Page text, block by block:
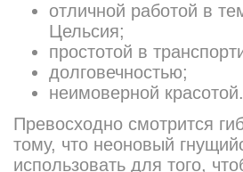
отличной работой в
Цельсия;
простотой в
долговечностью;
неимоверной красотой.
Превосходно смотрится
тому, что неоновый
использовать для того,